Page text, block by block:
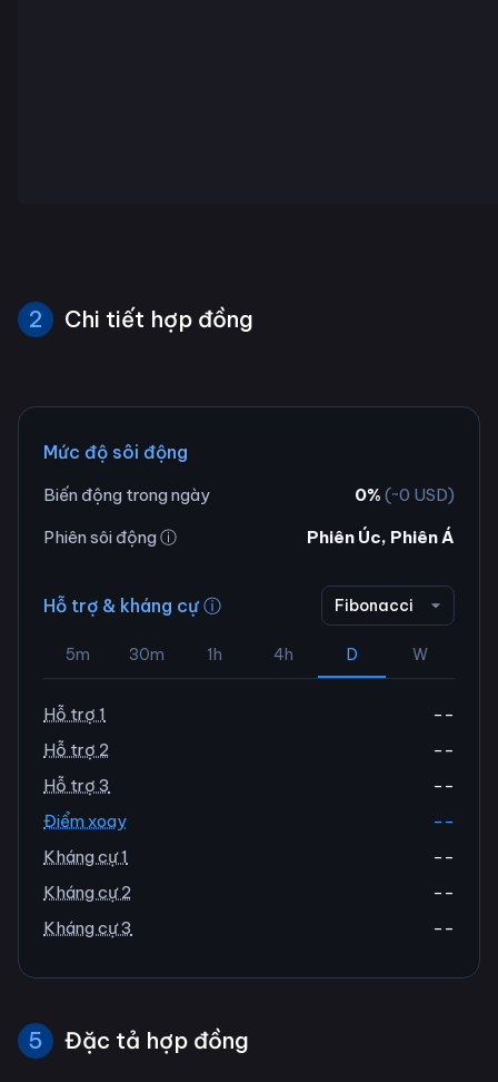
2 Chi tiết hợp đồng
Mức độ sôi động
Biến động trong ngày 0% (~0 USD)
Phiên sôi động ⓘ
Phiên Úc, Phiên Á
Hỗ trợ & kháng cự ⓘ Fibonacci
5m 30m 1h 4h D W
Hỗ trợ 1
--
Hỗ trợ 2
--
Hỗ trợ 3
--
Điểm xoay
--
Kháng cự 1
--
Kháng cự 2
--
Kháng cự 3
--
5 Đặc tả hợp đồng